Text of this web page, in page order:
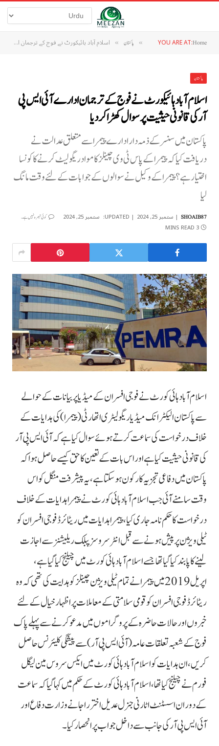
YOU ARE AT:Home
» پاکستان » اسلام آباد ہائیکورٹ نے فوج کے ترجمان ادارے آئی ایس پی آر کی قانونی حیثیت پر سوال کھڑا کردیا
پاکستان
اسلام آباد ہائیکورٹ نے فوج کے ترجمان ادارے آئی ایس پی
آر کی قانونی حیثیت پر سوال کھڑا کردیا
پاکستان میں سنسر کے ذمہ دار ادارے پیمرا سے متعلق عدالت نے
دریافت کیا کہ پیمرا کے پاس ٹی وی چینلز کا مواد ریگولیٹ کرنے کا کونسا
اختیار ہے؟ پیمرا کے وکیل نے سوالوں کے جوابات کے لئے وقت مانگ
لیا
SHOAIB87 ستمبر 25, 2024 UPDATED: ستمبر 25, 2024 کوئی تبصرہ نہیں ہے۔
3 MINS READ
اسلام آباد ہائی کورٹ نے فوجی افسران کے میڈیا پر بیانات کے حوالے
سے پاکستان الیکٹرانک میڈیا ریگولیٹری اتھارٹی(پیمرا) کی ہدایات کے
خلاف درخواست کی سماعت کرتے ہوئے سوال کیا ہے کہ آئی ایس پی آر
کی قانونی حیثیت کیا ہے اور اس بات کے تعین کا حق کیسے حاصل ہوا کہ
پاکستان میں دفاعی تجزیہ کار کون ہوسکتا ہے، یہ پیشرفت منگل کو اس
وقت سامنے آئی جب اسلام آباد ہائی کورٹ نے پیمرا ہدایات کے خلاف
درخواست کا حکم نامہ جاری کیا، پیمرا ہدایات میں ریٹائرڈ فوجی افسران کو
ٹیلی ویژن پر پیش ہونے سے قبل انٹر سروسز پبلک ریلیشنز سے اجازت
لینے کا پابند کیا گیا تھا جسے اسلام آباد ہائی کورٹ میں چیلنج کیا گیا ہے،
اپریل 2019 میں پیمرا نے تمام ٹیلی ویژن چینلز کو ہدایت کی تھی کہ وہ
ریٹائرڈ فوجی افسران کو قومی سلامتی کے معاملات پر اظہار خیال کے لئے
خبروں اور حالات حاضرہ کے پروگراموں میں مدعو کرنے سے پہلے پاک
فوج کے شعبہ تعلقات عامہ(آئی ایس پی آر) سے پیشگی کلیئرنس حاصل
کریں، ان ہدایات کو اسلام آباد ہائی کورٹ میں ایکس سروس مین لیگل
فورم نے چیلنج کیا تھا، اسلام آباد ہائی کورٹ کے حکم میں کہا گیا کہ سماعت
کے دوران اسسٹنٹ اٹارنی جنرل عدیل اختر راجا نے وزارت دفاع اور
آئی ایس پی آر کی جانب سے داخل جواب پر انحصار کیا۔